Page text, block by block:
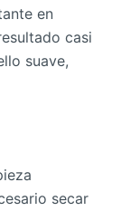
en
casi
suave,
secar